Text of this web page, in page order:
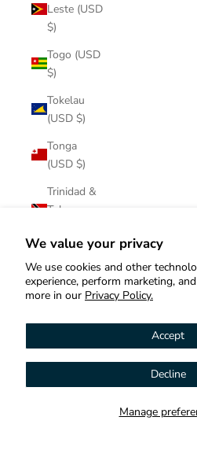
We value your privacy
We use cookies and other
experience, perform marketing,
more in our Privacy Policy.
Manage
Accept
Decline
Leste (USD
$)
Togo (USD
$)
Tokelau
(USD $)
Tonga
(USD $)
Trinidad &
Tobago
Tristan da
Cunha
(USD $)
Türkiye